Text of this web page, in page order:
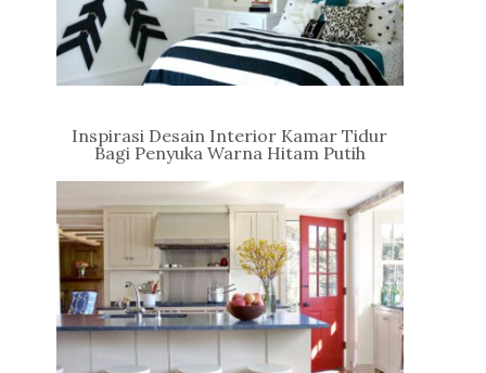
Inspirasi Desain Interior Kamar Tidur
Bagi Penyuka Warna Hitam Putih